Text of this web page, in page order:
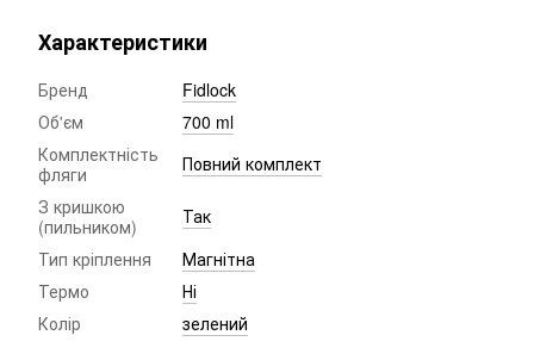
Характеристики
Бренд
Fidlock
Об'єм
700 ml
Комплектність
фляги
Повний комплект
З кришкою
(пильником)
Так
Тип кріплення
Магнітна
Термо
Ні
Колір
зелений